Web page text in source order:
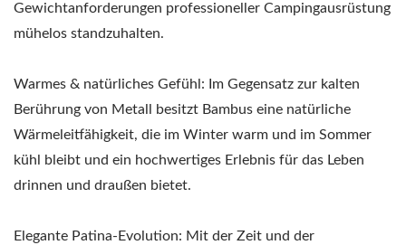
Gewichtanforderungen professioneller Campingausrüstung
mühelos standzuhalten.
Warmes & natürliches Gefühl: Im Gegensatz zur kalten
Berührung von Metall besitzt Bambus eine natürliche
Wärmeleitfähigkeit, die im Winter warm und im Sommer
kühl bleibt und ein hochwertiges Erlebnis für das Leben
drinnen und draußen bietet.
Elegante Patina-Evolution: Mit der Zeit und der